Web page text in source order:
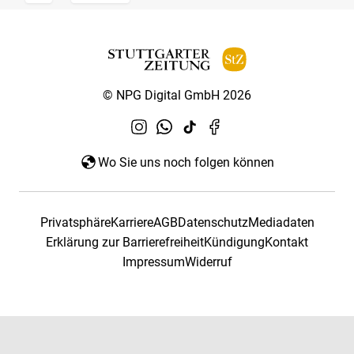
© NPG Digital GmbH 2026
Wo Sie uns noch folgen können
PrivatsphäreKarriereAGBDatenschutzMediadaten
Erklärung zur BarrierefreiheitKündigungKontakt
ImpressumWiderruf